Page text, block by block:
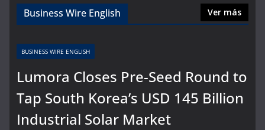
Business Wire English Ver más
BUSINESS WIRE ENGLISH
Lumora Closes Pre-Seed Round to
Tap South Korea’s USD 145 Billion
Industrial Solar Market